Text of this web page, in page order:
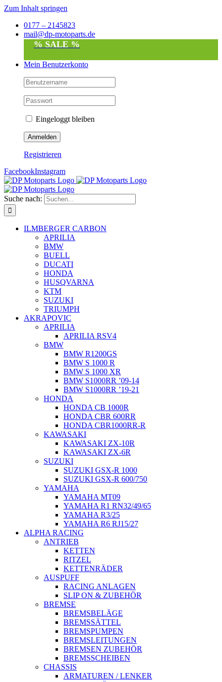
Zum Inhalt springen
0177 – 2145823
mail@dp-motoparts.de
% SALE %
Mein Benutzerkonto
Eingeloggt bleiben
Registrieren
FacebookInstagram
Suche nach:
ILMBERGER CARBON
APRILIA
BMW
BUELL
DUCATI
HONDA
HUSQVARNA
KTM
SUZUKI
TRIUMPH
AKRAPOVIC
APRILIA
APRILIA RSV4
BMW
BMW R1200GS
BMW S 1000 R
BMW S 1000 XR
BMW S1000RR ’09-14
BMW S1000RR ’19-21
HONDA
HONDA CB 1000R
HONDA CBR 600RR
HONDA CBR1000RR-R
KAWASAKI
KAWASAKI ZX-10R
KAWASAKI ZX-6R
SUZUKI
SUZUKI GSX-R 1000
SUZUKI GSX-R 600/750
YAMAHA
YAMAHA MT09
YAMAHA R1 RN32/49/65
YAMAHA R3/25
YAMAHA R6 RJ15/27
ALPHA RACING
ANTRIEB
KETTEN
RITZEL
KETTENRÄDER
AUSPUFF
RACING ANLAGEN
SLIP ON & ZUBEHÖR
BREMSE
BREMSBELÄGE
BREMSSÄTTEL
BREMSPUMPEN
BREMSLEITUNGEN
BREMSEN ZUBEHÖR
BREMSSCHEIBEN
CHASSIS
ARMATUREN / LENKER